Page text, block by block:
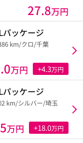
27.8万円
ッケージ
km/クロ/千葉
万円 +4.3万円
ッケージ
km/シルバー/埼玉
万円 +18.0万円